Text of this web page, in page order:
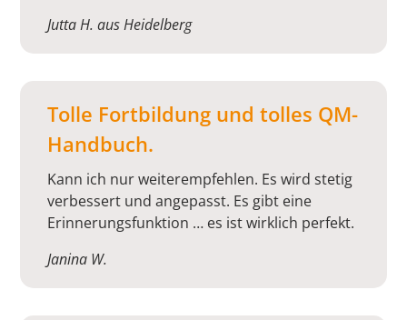
Jutta H. aus Heidelberg
Tolle Fortbildung und tolles QM-
Handbuch.
Kann ich nur weiterempfehlen. Es wird stetig
verbessert und angepasst. Es gibt eine
Erinnerungsfunktion … es ist wirklich perfekt.
Janina W.